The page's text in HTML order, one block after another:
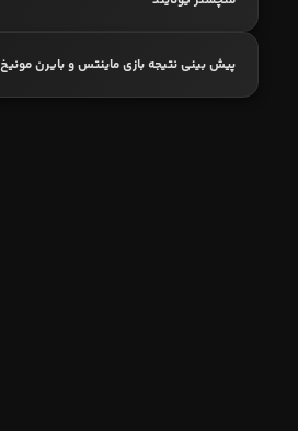
پیش بینی نتیجه بازی ماینتس و بایرن مونیخ